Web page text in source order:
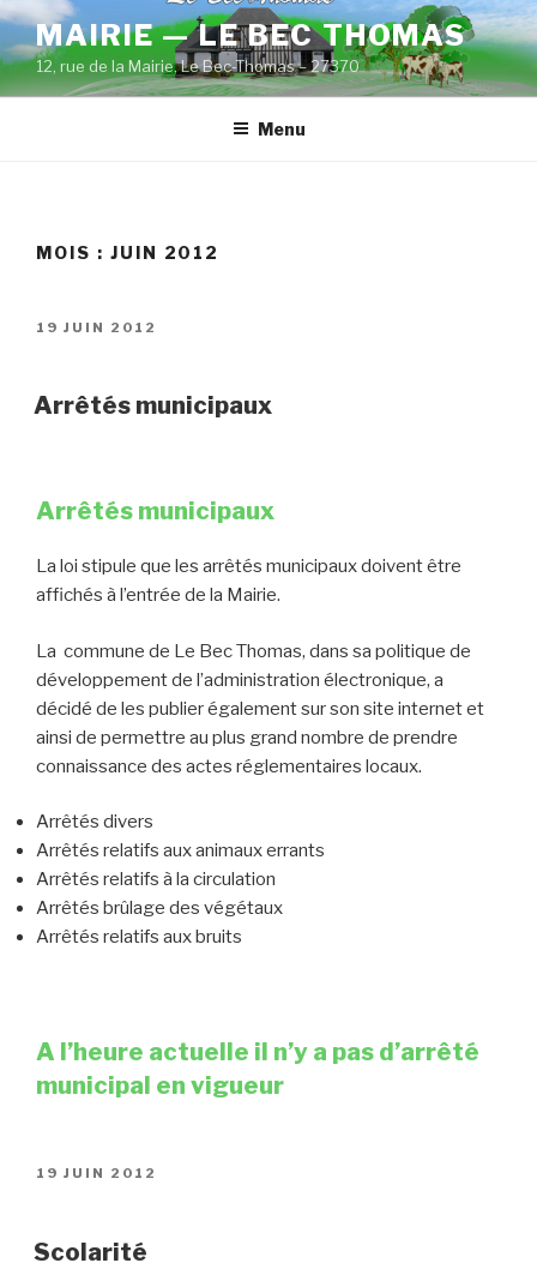
Aller
au
contenu
principal
MAIRIE — LE BEC THOMAS
12, rue de la Mairie, Le Bec-Thomas – 27370
Menu
MOIS : JUIN 2012
PUBLIÉ
19 JUIN 2012
Arrêtés municipaux
Arrêtés municipaux
La loi stipule que les arrêtés municipaux doivent être
affichés à l’entrée de la Mairie.
La commune de Le Bec Thomas, dans sa politique de
développement de l’administration électronique, a
décidé de les publier également sur son site internet et
ainsi de permettre au plus grand nombre de prendre
connaissance des actes réglementaires locaux.
Arrêtés divers
Arrêtés relatifs aux animaux errants
Arrêtés relatifs à la circulation
Arrêtés brûlage des végétaux
Arrêtés relatifs aux bruits
A l’heure actuelle il n’y a pas d’arrêté
municipal en vigueur
PUBLIÉ
19 JUIN 2012
Scolarité